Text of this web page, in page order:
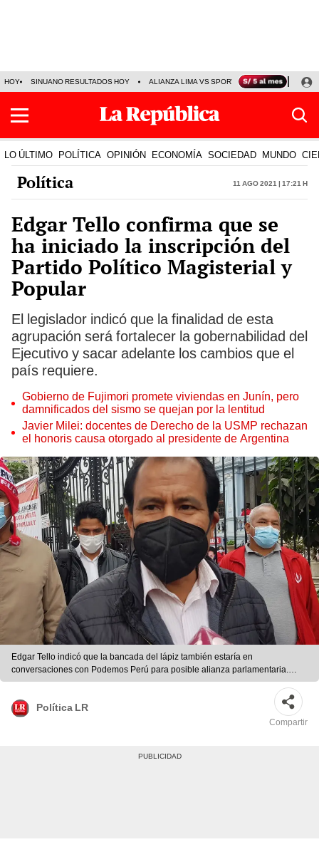
HOY SINUANO RESULTADOS HOY ALIANZA LIMA VS SPORT BOYS JORGE
LO ÚLTIMO POLÍTICA OPINIÓN ECONOMÍA SOCIEDAD MUNDO
Política 11 Ago 2021 | 17:21 h
Edgar Tello confirma que se
ha iniciado la inscripción del
Partido Político Magisterial y
Popular
El legislador indicó que la finalidad de esta
agrupación será fortalecer la gobernabilidad del
Ejecutivo y sacar adelante los cambios que el
país requiere.
Gobierno de Fujimori promete viviendas en Junín, pero
damnificados del sismo se quejan por la lentitud
Javier Milei: docentes de Derecho de la USMP rechazan
el honoris causa otorgado al presidente de Argentina
Edgar Tello indicó que la bancada del lápiz también estaría en
conversaciones con Podemos Perú para posible alianza parlamentaria.
Foto: César Zorrilla/URPI-LR
Política LR
Compartir